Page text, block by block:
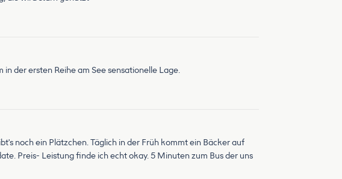
der ersten Reihe am See sensationelle Lage.
noch ein Plätzchen. Täglich in der Früh kommt ein Bäcker auf
Preis- Leistung finde ich echt okay. 5 Minuten zum Bus der uns